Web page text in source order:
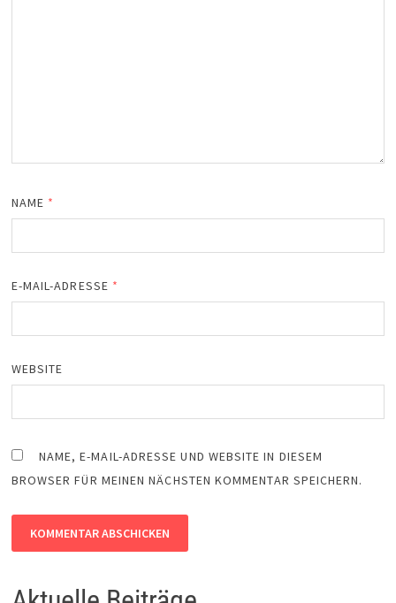
NAME *
E-MAIL-ADRESSE *
WEBSITE
NAME, E-MAIL-ADRESSE UND WEBSITE IN DIESEM
BROWSER FÜR MEINEN NÄCHSTEN KOMMENTAR SPEICHERN.